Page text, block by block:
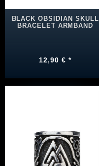
BLACK OBSIDIAN SKULL
BRACELET ARMBAND
12,90 € *